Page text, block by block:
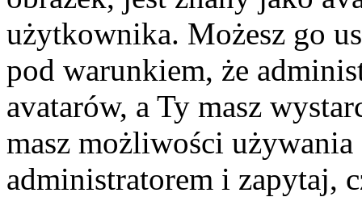
użytkownika. Możesz go
pod warunkiem, że
avatarów, a Ty masz
masz możliwości
administratorem i zapytaj,